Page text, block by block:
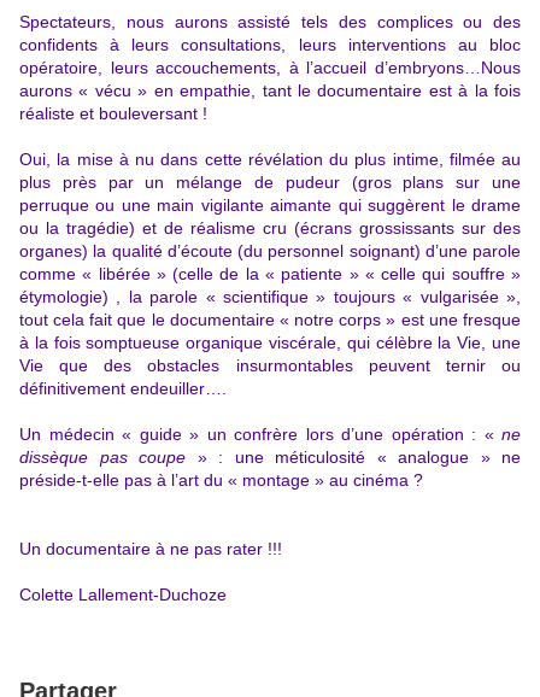
Spectateurs, nous aurons assisté tels des complices ou des
confidents à leurs consultations, leurs interventions au bloc
opératoire, leurs accouchements, à l’accueil d’embryons…Nous
aurons « vécu » en empathie, tant le documentaire est à la fois
réaliste et bouleversant !
Oui, la mise à nu dans cette révélation du plus intime, filmée au
plus près par un mélange de pudeur (gros plans sur une
perruque ou une main vigilante aimante qui suggèrent le drame
ou la tragédie) et de réalisme cru (écrans grossissants sur des
organes) la qualité d’écoute (du personnel soignant) d’une parole
comme « libérée » (celle de la « patiente » « celle qui souffre »
étymologie) , la parole « scientifique » toujours « vulgarisée »,
tout cela fait que le documentaire « notre corps » est une fresque
à la fois somptueuse organique viscérale, qui célèbre la Vie, une
Vie que des obstacles insurmontables peuvent ternir ou
définitivement endeuiller….
Un médecin « guide » un confrère lors d’une opération : « ne
dissèque pas coupe » : une méticulosité « analogue » ne
préside-t-elle pas à l’art du « montage » au cinéma ?
Un documentaire à ne pas rater !!!
Colette Lallement-Duchoze
Partager